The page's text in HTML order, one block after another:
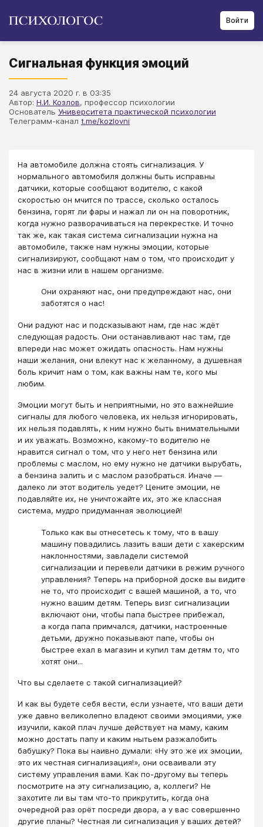
Войти
Сигнальная функция эмоций
24 августа 2020 г. в 03:35
Автор: Н.И. Козлов, профессор психологии
Основатель Университета практической психологии
Телеграмм-канал t.me/kozlovni
На автомобиле должна стоять сигнализация. У
нормального автомобиля должны быть исправны
датчики, которые сообщают водителю, с какой
скоростью он мчится по трассе, сколько осталось
бензина, горят ли фары и нажал ли он на поворотник,
когда нужно разворачиваться на перекрестке. И точно
так же, как такая система сигнализации нужна на
автомобиле, также нам нужны эмоции, которые
сигнализируют, сообщают нам о том, что происходит у
нас в жизни или в нашем организме.
Они охраняют нас, они предупреждают нас, они
заботятся о нас!
Они радуют нас и подсказывают нам, где нас ждёт
следующая радость. Они останавливают нас там, где
впереди нас может ожидать опасность. Нам нужны
наши желания, они влекут нас к желанному, а душевная
боль кричит нам о том, как важны нам те, кого мы
любим.
Эмоции могут быть и неприятными, но это важнейшие
сигналы для любого человека, их нельзя игнорировать,
их нельзя подавлять, к ним нужно быть внимательными
и их уважать. Возможно, какому-то водителю не
нравится сигнал о том, что у него нет бензина или
проблемы с маслом, но ему нужно не датчики вырубать,
а бензина залить и с маслом разобраться. Иначе —
далеко ли этот водитель уедет? Цените эмоции, не
подавляйте их, не уничтожайте их, это же классная
система, мудро придуманная эволюцией!
Только как вы отнесетесь к тому, что в вашу
машину повадились лазить ваши дети с хакерским
наклонностями, завладели системой
сигнализации и перевели датчики в режим ручного
управления? Теперь на приборной доске вы видите
не то, что происходит с вашей машиной, а то, что
нужно вашим детям. Теперь визг сигнализации
включают они, чтобы папа быстрее прибежал,
а когда папа примчался, датчики, настроенные
детьми, дружно показывают папе, чтобы он
быстрее ехал в магазин и купил там детям то, что
хотят они...
Что вы сделаете с такой сигнализацией?
И как вы будете себя вести, если узнаете, что ваши дети
уже давно великолепно владеют своими эмоциями, уже
изучили, какой плач лучше действует на маму, каким
можно достать папу и каким нытьем разжалобить
бабушку? Пока вы наивно думали: «Ну это же их эмоции,
это их честная сигнализация!», они осваивали эту
систему управления вами. Как по-другому вы теперь
посмотрите на эту сигнализацию, а, коллеги? Не
захотите ли вы там что-то прикрутить, когда она
очередной раз орёт посреди двора, а у вас совершенно
другие планы? Честная ли сигнализация у ваших детей?